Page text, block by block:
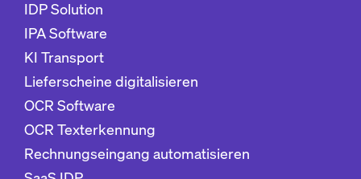
IDP Solution
IPA Software
KI Transport
Lieferscheine digitalisieren
OCR Software
OCR Texterkennung
Rechnungseingang automatisieren